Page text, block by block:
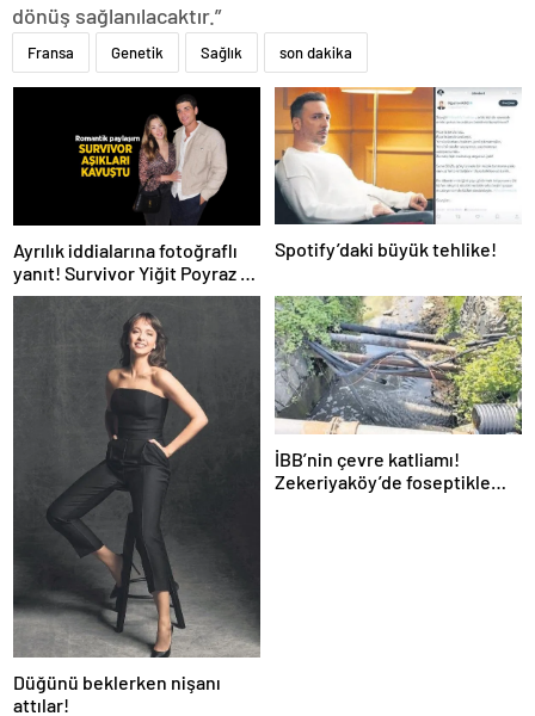
dönüş sağlanılacaktır.”
Fransa Genetik Sağlık son dakika
Ayrılık iddialarına fotoğraflı
yanıt! Survivor Yiğit Poyraz ve
sevgilisinden yeni paylaşım
Spotify’daki büyük tehlike!
Düğünü beklerken nişanı
attılar!
İBB’nin çevre katliamı!
Zekeriyaköy’de foseptikle